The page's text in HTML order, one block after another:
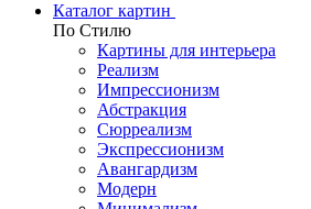
Каталог картин
По Стилю
Картины для интерьера
Реализм
Импрессионизм
Абстракция
Сюрреализм
Экспрессионизм
Авангардизм
Модерн